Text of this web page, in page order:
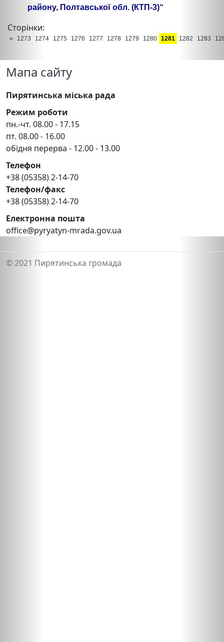
району, Полтавської обл. (КТП-3)“
Сторінки:
« 1273 1274 1275 1276 1277 1278 1279 1280 1281 1282 1283
Мапа сайту
Пирятинська міська рада
Режим роботи
пн.-чт. 08.00 - 17.15
пт. 08.00 - 16.00
обідня перерва - 12.00 - 13.00
Телефон
+38 (05358) 2-14-70
Телефон/факс
+38 (05358) 2-14-70
Електронна пошта
office@pyryatyn-mrada.gov.ua
© 2021 Пирятинська громада